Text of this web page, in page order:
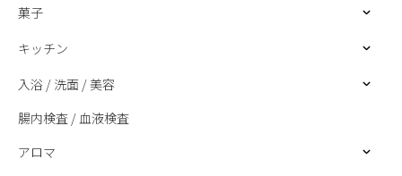
菓子
キッチン
入浴 / 洗面 / 美容
腸内検査 / 血液検査
アロマ